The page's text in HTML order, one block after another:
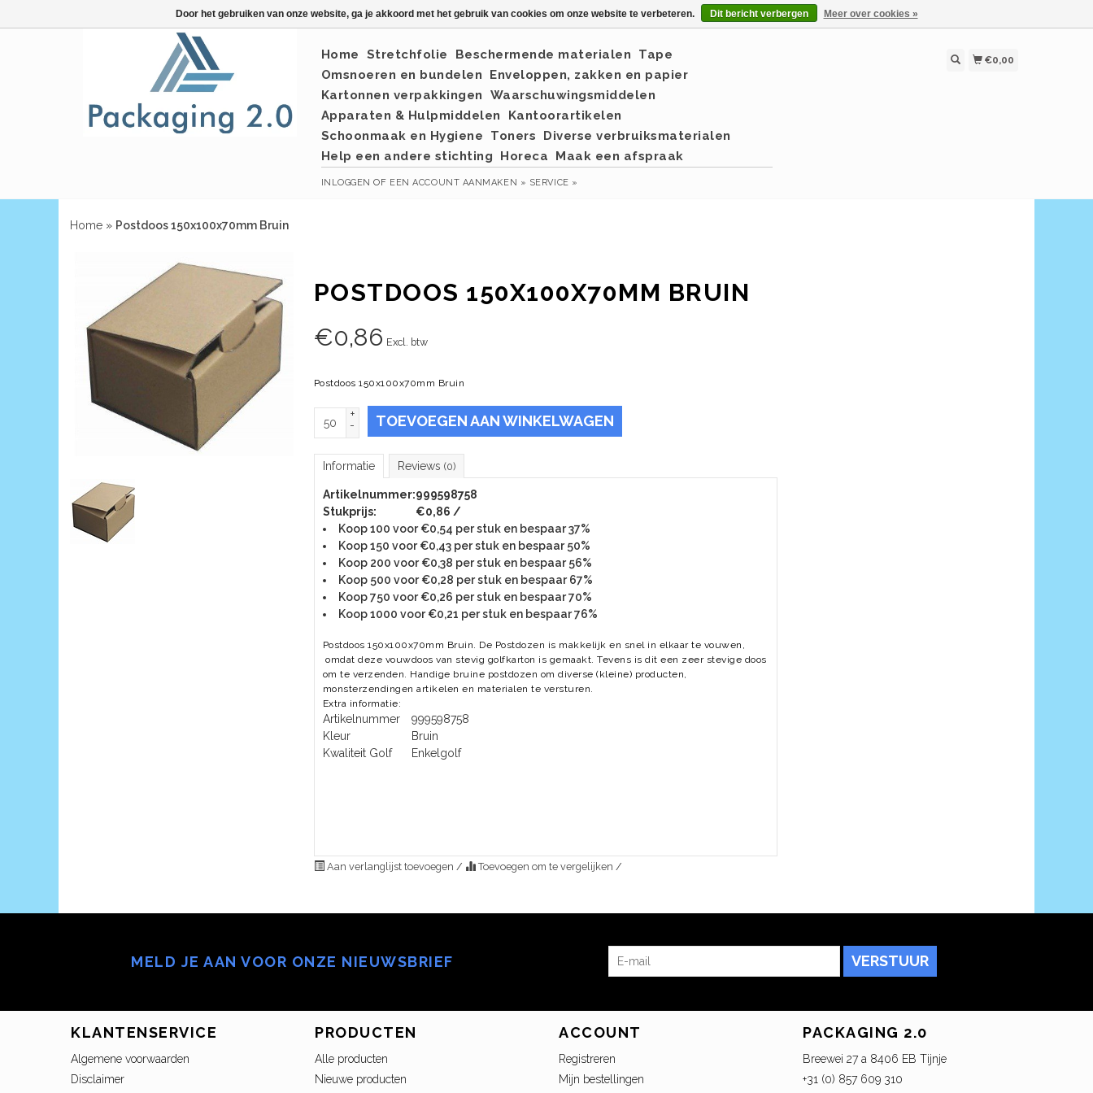
Home Stretchfolie Beschermende materialen
Tape
Omsnoeren en bundelen
Enveloppen, zakken en papier
Kartonnen verpakkingen
Waarschuwingsmiddelen
Apparaten & Hulpmiddelen
Kantoorartikelen
Schoonmaak en Hygiene
Toners
Diverse verbruiksmaterialen
Help een andere stichting
Horeca Maak een afspraak
INLOGGEN OF EEN ACCOUNT AANMAKEN » SERVICE »
€0,00
Home » Postdoos 150x100x70mm Bruin
POSTDOOS 150X100X70MM BRUIN
€0,86 Excl. btw
Postdoos 150x100x70mm Bruin
+
-
TOEVOEGEN AAN WINKELWAGEN
Informatie Reviews (0)
Artikelnummer:999598758
Stukprijs:
€0,86 /
Koop 100 voor €0,54 per stuk en bespaar 37%
Koop 150 voor €0,43 per stuk en bespaar 50%
Koop 200 voor €0,38 per stuk en bespaar 56%
Koop 500 voor €0,28 per stuk en bespaar 67%
Koop 750 voor €0,26 per stuk en bespaar 70%
Koop 1000 voor €0,21 per stuk en bespaar 76%
Postdoos 150x100x70mm Bruin. De Postdozen is makkelijk en snel in elkaar te vouwen,
omdat deze vouwdoos van stevig golfkarton is gemaakt. Tevens is dit een zeer stevige doos
om te verzenden. Handige bruine postdozen om diverse (kleine) producten,
monsterzendingen artikelen en materialen te versturen.
Extra informatie:
Artikelnummer
999598758
Kleur
Bruin
Kwaliteit Golf
Enkelgolf
Aan verlanglijst toevoegen / Toevoegen om te vergelijken /
MELD JE AAN VOOR ONZE NIEUWSBRIEF VERSTUUR
KLANTENSERVICE
Algemene voorwaarden
Disclaimer
PRODUCTEN
Alle producten
Nieuwe producten
ACCOUNT
Registreren
Mijn bestellingen
PACKAGING 2.0
Breewei 27 a 8406 EB Tijnje
+31 (0) 857 609 310
Door het gebruiken van onze website, ga je akkoord met het gebruik van cookies om onze website te verbeteren. Dit bericht verbergen Meer over cookies »